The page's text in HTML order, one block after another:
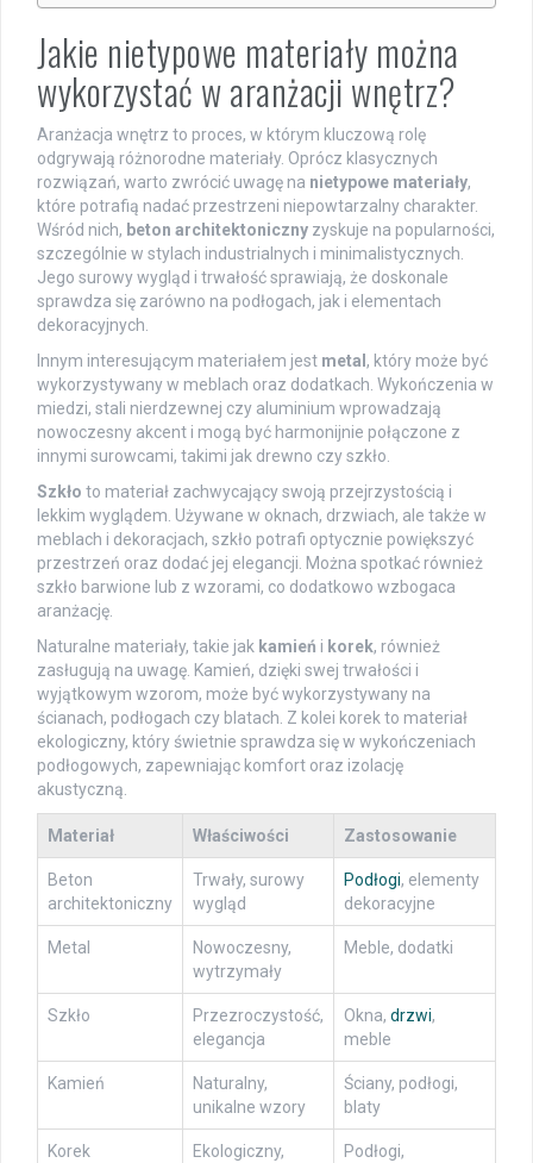
Jakie nietypowe materiały można
wykorzystać w aranżacji wnętrz?
Aranżacja wnętrz to proces, w którym kluczową rolę
odgrywają różnorodne materiały. Oprócz klasycznych
rozwiązań, warto zwrócić uwagę na nietypowe materiały,
które potrafią nadać przestrzeni niepowtarzalny charakter.
Wśród nich, beton architektoniczny zyskuje na popularności,
szczególnie w stylach industrialnych i minimalistycznych.
Jego surowy wygląd i trwałość sprawiają, że doskonale
sprawdza się zarówno na podłogach, jak i elementach
dekoracyjnych.
Innym interesującym materiałem jest metal , który może być
wykorzystywany w meblach oraz dodatkach. Wykończenia w
miedzi, stali nierdzewnej czy aluminium wprowadzają
nowoczesny akcent i mogą być harmonijnie połączone z
innymi surowcami, takimi jak drewno czy szkło.
Szkło to materiał zachwycający swoją przejrzystością i
lekkim wyglądem. Używane w oknach, drzwiach, ale także w
meblach i dekoracjach, szkło potrafi optycznie powiększyć
przestrzeń oraz dodać jej elegancji. Można spotkać również
szkło barwione lub z wzorami, co dodatkowo wzbogaca
aranżację.
Naturalne materiały, takie jak kamień i korek, również
zasługują na uwagę. Kamień, dzięki swej trwałości i
wyjątkowym wzorom, może być wykorzystywany na
ścianach, podłogach czy blatach. Z kolei korek to materiał
ekologiczny, który świetnie sprawdza się w wykończeniach
podłogowych, zapewniając komfort oraz izolację
akustyczną.
Materiał Właściwości Zastosowanie
Beton
architektoniczny
Trwały, surowy
wygląd
Podłogi, elementy
dekoracyjne
Metal
Nowoczesny,
wytrzymały
Meble, dodatki
Szkło
Przezroczystość,
elegancja
Okna, drzwi,
meble
Kamień
Naturalny,
unikalne wzory
Ściany, podłogi,
blaty
Korek
Ekologiczny,
Podłogi,